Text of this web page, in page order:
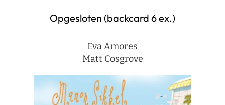
Opgesloten (backcard 6 ex.)
Eva Amores
Matt Cosgrove